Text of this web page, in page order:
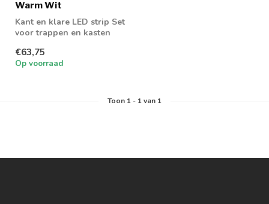
Warm Wit
Kant en klare LED strip Set
voor trappen en kasten
€63,75
Op voorraad
Toon 1- 1van 1